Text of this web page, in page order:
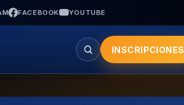
FACEBOOK YOUTUBE
Buscar
INSCRIPCIONES